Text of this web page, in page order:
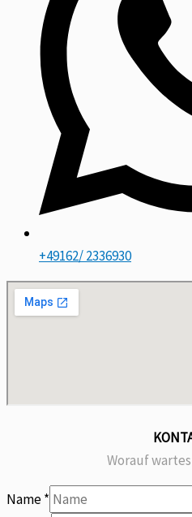
+49162/ 2336930
Worauf
Name*